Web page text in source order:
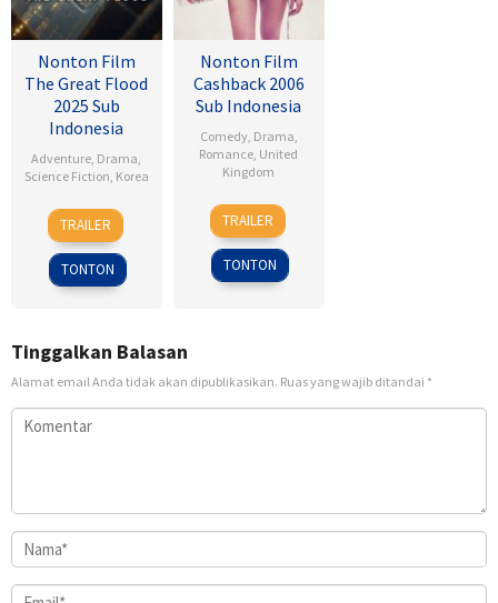
Nonton Film
The Great Flood
2025 Sub
Indonesia
Adventure, Drama,
Science Fiction, Korea
18
Sep
2025
Kim
Byung-
woo
TRAILER
TONTON
Nonton Film
Cashback 2006
Sub Indonesia
Comedy, Drama,
Romance, United
Kingdom
17
Jan
2007
Sean
Ellis
TRAILER
TONTON
Tinggalkan Balasan
Alamat email Anda tidak akan dipublikasikan. Ruas yang wajib ditandai *